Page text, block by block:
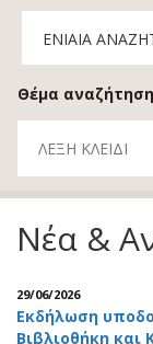
Θέμα
Νέα &
29/06/2026
Εκδήλωση
Βιβλιοθήκη